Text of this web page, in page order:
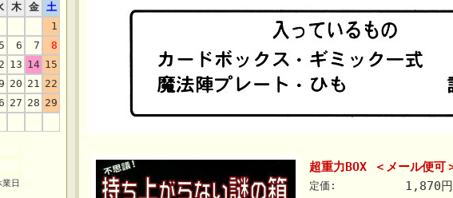
木 金
土
1
5 6 7
8
13 14 15
20 21 22
27 28 29
日
超重力BOX ＜メール便可
定価: 1,870